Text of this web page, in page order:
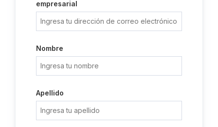
empresarial
Nombre
Apellido